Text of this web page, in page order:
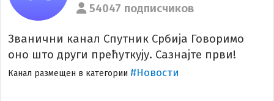
54047 подписчиков
Званични канал Спутник Србија Говоримо
оно што други прећуткују. Сазнајте први!
Канал размещен в категории #Новости